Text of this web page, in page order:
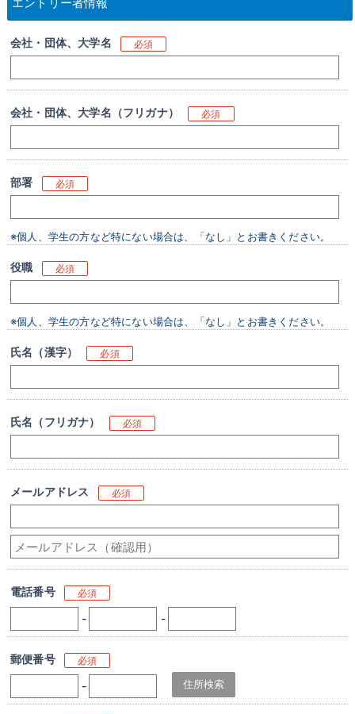
会社・団体、大学名 必須
会社・団体、大学名（フリガナ） 必須
部署 必須
※個人、学生の方など特にない場合は、「なし」とお書きください。
役職 必須
※個人、学生の方など特にない場合は、「なし」とお書きください。
氏名（漢字） 必須
氏名（フリガナ） 必須
メールアドレス 必須
電話番号 必須
- -
郵便番号 必須
-